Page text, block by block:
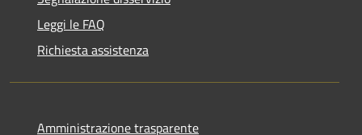
Leggi le FAQ
Richiesta assistenza
Amministrazione trasparente